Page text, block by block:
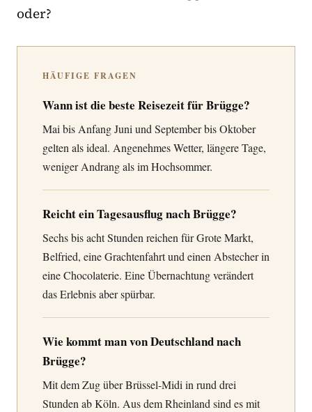
oder?
HÄUFIGE FRAGEN
Wann ist die beste Reisezeit für Brügge?
Mai bis Anfang Juni und September bis Oktober
gelten als ideal. Angenehmes Wetter, längere Tage,
weniger Andrang als im Hochsommer.
Reicht ein Tagesausflug nach Brügge?
Sechs bis acht Stunden reichen für Grote Markt,
Belfried, eine Grachtenfahrt und einen Abstecher in
eine Chocolaterie. Eine Übernachtung verändert
das Erlebnis aber spürbar.
Wie kommt man von Deutschland nach
Brügge?
Mit dem Zug über Brüssel-Midi in rund drei
Stunden ab Köln. Aus dem Rheinland sind es mit